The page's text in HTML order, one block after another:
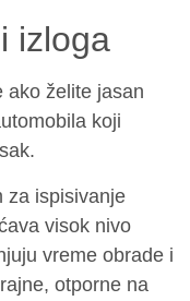
izloga
ako želite jasan
koji
za ispisivanje
visok nivo
vreme obrade i
otporne na